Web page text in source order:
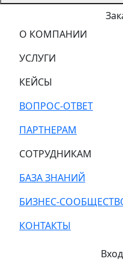
О КОМПАНИИ
УСЛУГИ
КЕЙСЫ
ВОПРОС-ОТВЕТ
ПАРТНЕРАМ
СОТРУДНИКАМ
БАЗА ЗНАНИЙ
БИЗНЕС-
КОНТАКТЫ